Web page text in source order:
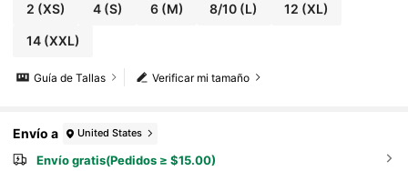
2 (XS) 4(S) 6(M) 8/10 (L) 12 (XL)
14(XXL)
Verificar mi tamaño
Guía de Tallas
Envío a United States
Envío gratis(Pedidos ≥ $15.00)